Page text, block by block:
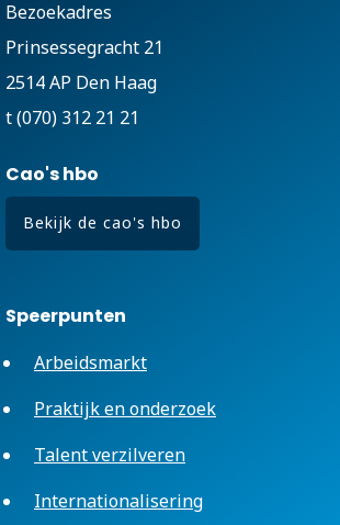
Bezoekadres
Prinsessegracht 21
2514 AP Den Haag
t (070) 312 21 21
Cao's hbo
Bekijk de cao's hbo
Speerpunten
Arbeidsmarkt
Praktijk en onderzoek
Talent verzilveren
Internationalisering